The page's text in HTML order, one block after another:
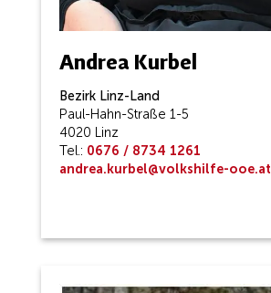
Andrea Kurbel
Bezirk Linz-Land
Paul-Hahn-Straße 1-5
4020 Linz
Tel.: 0676 / 8734 1261
andrea.kurbel@volkshilfe-ooe.at